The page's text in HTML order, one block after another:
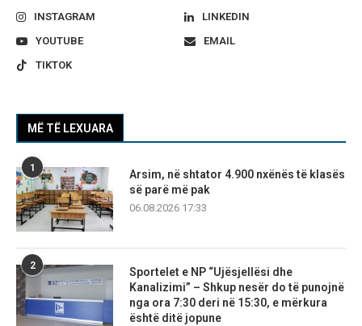
INSTAGRAM
LINKEDIN
YOUTUBE
EMAIL
TIKTOK
MË TË LEXUARA
1
Arsim, në shtator 4.900 nxënës të klasës
së parë më pak
06.08.2026 17:33
2
Sportelet e NP “Ujësjellësi dhe
Kanalizimi” – Shkup nesër do të punojnë
nga ora 7:30 deri në 15:30, e mërkura
është ditë jopune